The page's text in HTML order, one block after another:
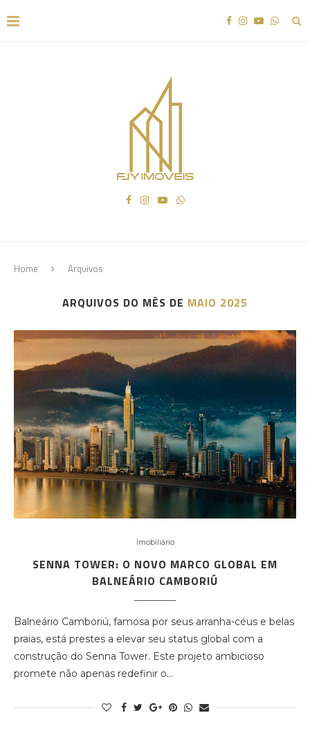
Home Arquivos
ARQUIVOS DO MÊS DE MAIO 2025
Imobiliário
SENNA TOWER: O NOVO MARCO GLOBAL EM
BALNEÁRIO CAMBORIÚ
Balneário Camboriú, famosa por seus arranha-céus e belas
praias, está prestes a elevar seu status global com a
construção do Senna Tower. Este projeto ambicioso
promete não apenas redefinir o…